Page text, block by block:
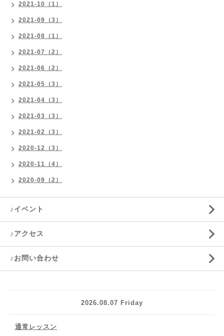
2021-10（1）
2021-09（3）
2021-08（1）
2021-07（2）
2021-06（2）
2021-05（3）
2021-04（3）
2021-03（3）
2021-02（3）
2020-12（3）
2020-11（4）
2020-09（2）
♪イベント
♪アクセス
♪お問い合わせ
2026.08.07 Friday
通常レッスン